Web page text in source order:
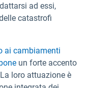
ad essi,
catastrofi
ai cambiamenti
un forte accento
loro attuazione è